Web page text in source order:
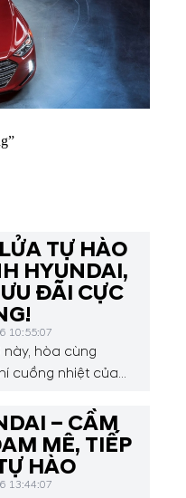
TỰ HÀO
HYUNDAI,
ĐÃI CỰC
10:55:07
này, hòa cùng
cuồng nhiệt của
Thành Công Cầu
đến chương
hấp dẫn dành
hàng.
– CẦM
MÊ, TIẾP
HÀO
13:44:07